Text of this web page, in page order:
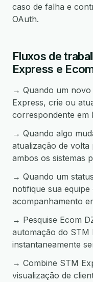
caso de falha e
OAuth.
Fluxos de
Express e
→ Quando um
Express, crie ou
correspondente em
→ Quando algo
atualização de
ambos os sistemas
→ Quando um
notifique sua
acompanhamento
→ Pesquise Ecom
automação do STM
instantaneamente
→ Combine STM
visualização de